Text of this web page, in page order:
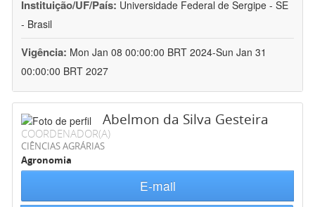
Instituição/UF/País: Universidade Federal de Sergipe - SE
- Brasil
Vigência: Mon Jan 08 00:00:00 BRT 2024-Sun Jan 31
00:00:00 BRT 2027
Abelmon da Silva Gesteira
COORDENADOR(A)
CIÊNCIAS AGRÁRIAS
Agronomia
E-mail